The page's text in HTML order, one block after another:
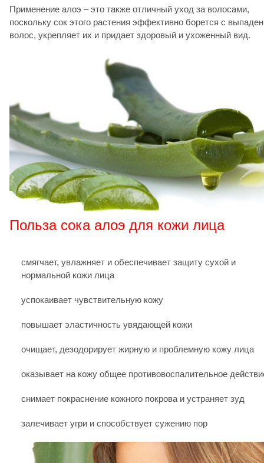
Применение алоэ – это также отличный уход за волосами,
поскольку сок этого растения эффективно борется с
волос, укрепляет их и придает здоровый и ухоженный вид.
Польза сока алоэ для кожи лица
смягчает, увлажняет и обеспечивает защиту сухой и
нормальной кожи лица
успокаивает чувствительную кожу
повышает эластичность увядающей кожи
очищает, дезодорирует жирную и проблемную кожу лица
оказывает на кожу общее противовоспалительное
снимает покраснение кожного покрова и устраняет зуд
залечивает угри и способствует сужению пор